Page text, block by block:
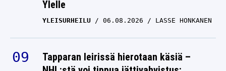
YLEISURHEILU
Tapparan leirissä hierotaan käsiä –
NHL:stä voi tippua jättivahvistus:
”Käsittämätön”